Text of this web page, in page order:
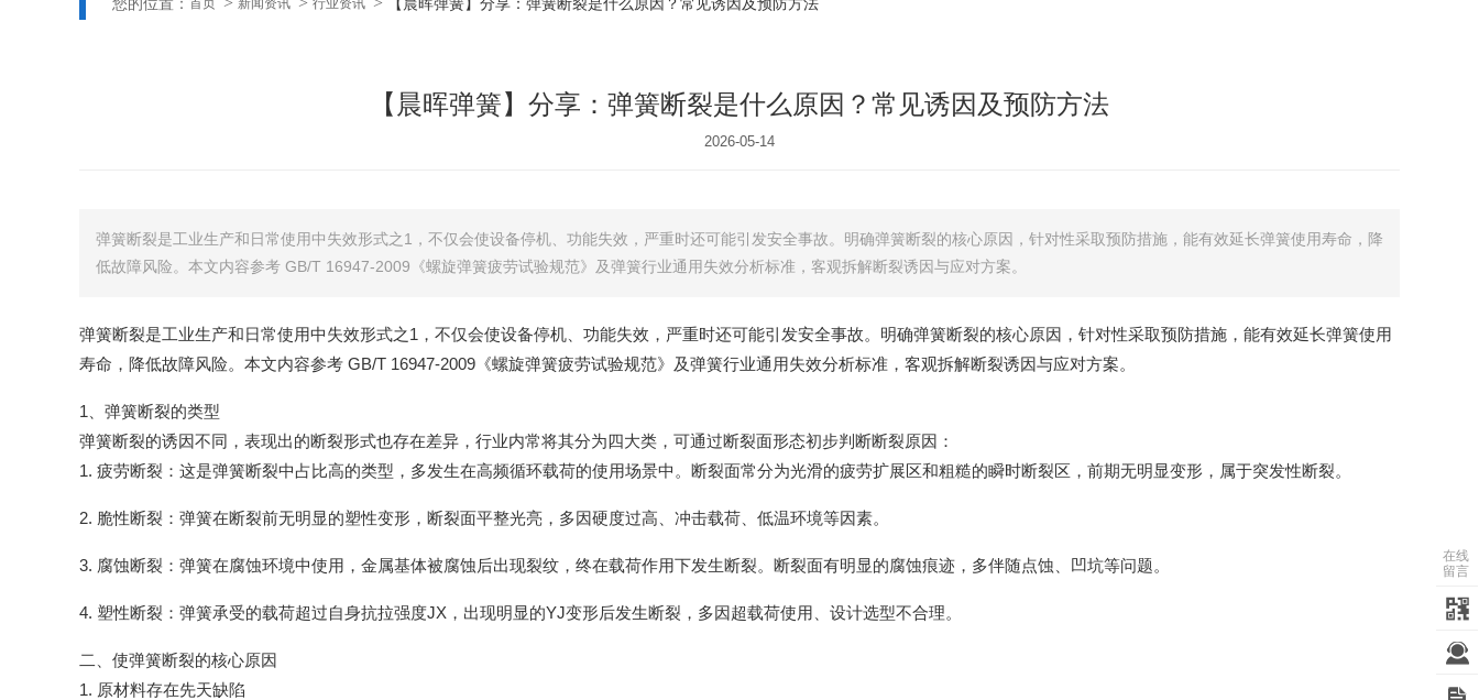
首页 新闻资讯 行业资讯
【晨晖弹簧】分享：弹簧断裂是什么原因？常见诱因及预防方法
2026-05-14
弹簧断裂是工业生产和日常使用中失效形式之1，不仅会使设备停机、功能失效，严重时还可能引发安全事故。明确弹簧断裂的核心原因，针对性采取预防措施，能有效延长弹簧使用寿命，降
低故障风险。本文内容参考 GB/T 16947-2009《螺旋弹簧疲劳试验规范》及弹簧行业通用失效分析标准，客观拆解断裂诱因与应对方案。
弹簧断裂是工业生产和日常使用中失效形式之1，不仅会使设备停机、功能失效，严重时还可能引发安全事故。明确弹簧断裂的核心原因，针对性采取预防措施，能有效延长弹簧使用
寿命，降低故障风险。本文内容参考 GB/T 16947-2009《螺旋弹簧疲劳试验规范》及弹簧行业通用失效分析标准，客观拆解断裂诱因与应对方案。
1、弹簧断裂的类型
弹簧断裂的诱因不同，表现出的断裂形式也存在差异，行业内常将其分为四大类，可通过断裂面形态初步判断断裂原因：
1. 疲劳断裂：这是弹簧断裂中占比高的类型，多发生在高频循环载荷的使用场景中。断裂面常分为光滑的疲劳扩展区和粗糙的瞬时断裂区，前期无明显变形，属于突发性断裂。
2. 脆性断裂：弹簧在断裂前无明显的塑性变形，断裂面平整光亮，多因硬度过高、冲击载荷、低温环境等因素。
3. 腐蚀断裂：弹簧在腐蚀环境中使用，金属基体被腐蚀后出现裂纹，终在载荷作用下发生断裂。断裂面有明显的腐蚀痕迹，多伴随点蚀、凹坑等问题。
4. 塑性断裂：弹簧承受的载荷超过自身抗拉强度JX，出现明显的YJ变形后发生断裂，多因超载荷使用、设计选型不合理。
二、使弹簧断裂的核心原因
1. 原材料存在先天缺陷
在线
留言